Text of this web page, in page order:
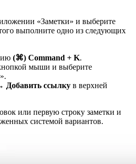
«Заметки» и выберите
выполните одно из следующих
(⌘) Command + K.
мыши и выберите
».
Добавить ссылку в верхней
или первую строку заметки и
системой вариантов.